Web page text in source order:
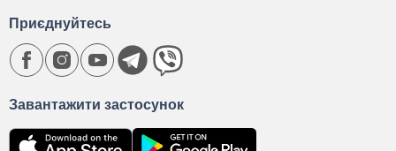
Завантажити застосунок
Приєднуйтесь